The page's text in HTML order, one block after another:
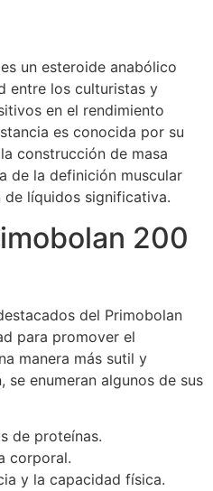
un esteroide anabólico
entre los culturistas y
en el rendimiento
es conocida por su
construcción de masa
de la definición muscular
líquidos significativa.
200
del Primobolan
para promover el
manera más sutil y
enumeran algunos de sus
de proteínas.
corporal.
y la capacidad física.